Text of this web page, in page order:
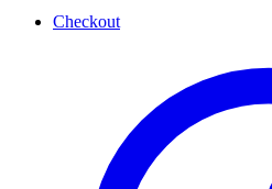
Checkout